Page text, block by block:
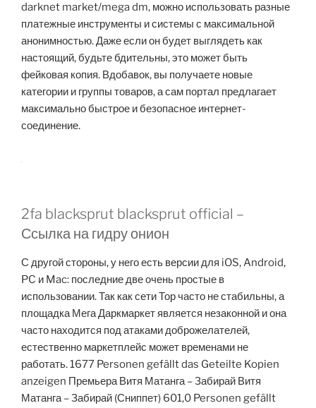
darknet market/mega dm, можно использовать разные
платежные инструменты и системы с максимальной
анонимностью. Даже если он будет выглядеть как
настоящий, будьте бдительны, это может быть
фейковая копия. Вдобавок, вы получаете новые
категории и группы товаров, а сам портал предлагает
максимально быстрое и безопасное интернет-
соединение.
2fa blacksprut blacksprut official –
Ссылка на гидру онион
С другой стороны, у него есть версии для iOS, Android,
PC и Mac: последние две очень простые в
использовании. Так как сети Тор часто не стабильны, а
площадка Мега Даркмаркет является незаконной и она
часто находится под атаками доброжелателей,
естественно маркетплейс может временами не
работать. 1677 Personen gefällt das Geteilte Kopien
anzeigen Премьера Витя Матанга – Забирай Витя
Матанга – Забирай (Сниппет) 601,0 Personen gefällt